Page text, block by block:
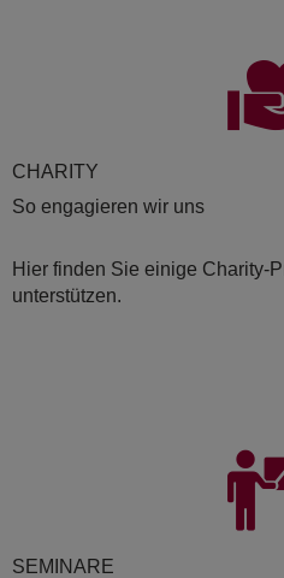
CHA­RI­TY
So engagieren wir uns
Hier finden Sie einige Charity-
unterstützen.
SE­MI­NA­RE